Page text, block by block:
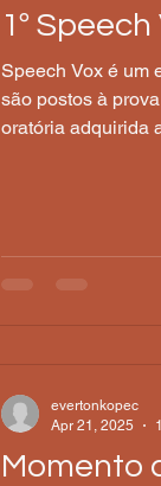
1º
Speech Vox é um
são postos à
oratória adquirida
Momento
evertonkopec
Apr 21, 2025